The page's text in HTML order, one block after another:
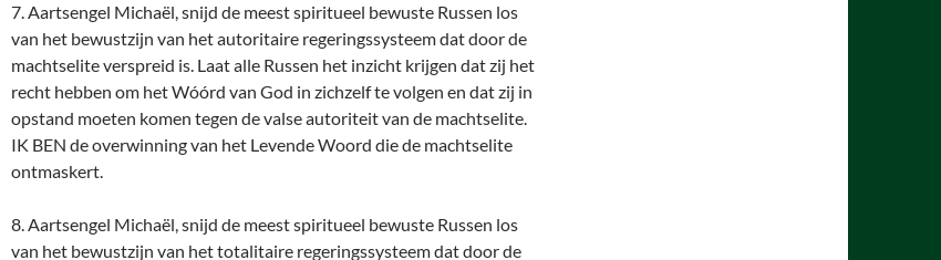
7. Aartsengel Michaël, snijd de meest spiritueel bewuste Russen los
van het bewustzijn van het autoritaire regeringssysteem dat door de
machtselite verspreid is. Laat alle Russen het inzicht krijgen dat zij het
recht hebben om het Wóórd van God in zichzelf te volgen en dat zij in
opstand moeten komen tegen de valse autoriteit van de machtselite.
IK BEN de overwinning van het Levende Woord die de machtselite
ontmaskert.
8. Aartsengel Michaël, snijd de meest spiritueel bewuste Russen los
van het bewustzijn van het totalitaire regeringssysteem dat door de